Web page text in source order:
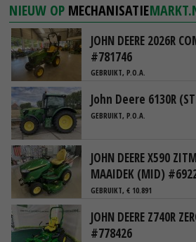
NIEUW OP MECHANISATIE
JOHN DEERE 2026R
#781746
GEBRUIKT, P.O.A.
John Deere 6130R
GEBRUIKT, P.O.A.
JOHN DEERE X590
MAAIDEK (MID)
GEBRUIKT, € 10.891
JOHN DEERE Z740R
#778426